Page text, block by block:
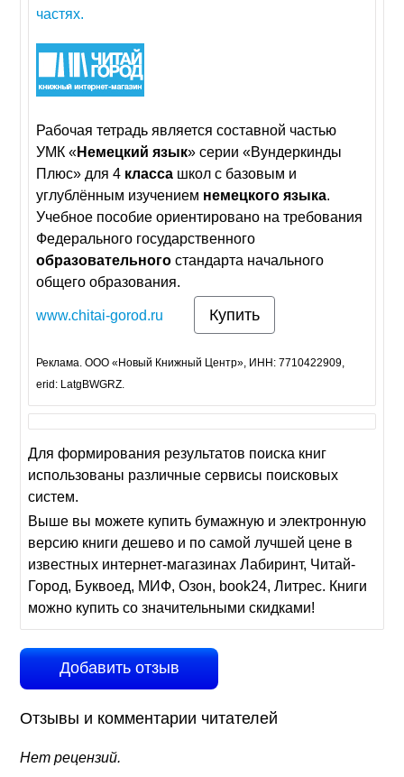
частях.
Рабочая тетрадь является составной частью
УМК «Немецкий язык» серии «Вундеркинды
Плюс» для 4 класса школ с базовым и
углублённым изучением немецкого языка.
Учебное пособие ориентировано на требования
Федерального государственного
образовательного стандарта начального
общего образования.
www.chitai-gorod.ru Купить
Реклама. ООО «Новый Книжный Центр», ИНН: 7710422909,
erid: LatgBWGRZ.
Для формирования результатов поиска книг
использованы различные сервисы поисковых
систем.
Выше вы можете купить бумажную и электронную
версию книги дешево и по самой лучшей цене в
известных интернет-магазинах Лабиринт, Читай-
Город, Буквоед, МИФ, Озон, book24, Литрес. Книги
можно купить со значительными скидками!
Добавить отзыв
Отзывы и комментарии читателей
Нет рецензий.